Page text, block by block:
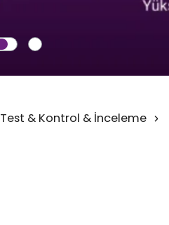
Test & Kontrol & İnceleme